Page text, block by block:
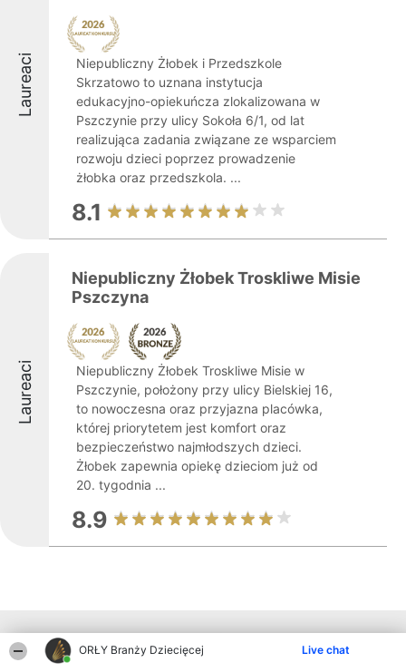
ORŁY Branży Dziecięcej Live chat
Laureaci
Niepubliczny Żłobek i Przedszkole
Skrzatowo to uznana instytucja
edukacyjno-opiekuńcza zlokalizowana w
Pszczynie przy ulicy Sokoła 6/1, od lat
realizująca zadania związane ze wsparciem
rozwoju dzieci poprzez prowadzenie
żłobka oraz przedszkola. ...
8.1
Laureaci
Niepubliczny Żłobek Troskliwe Misie
Pszczyna
Niepubliczny Żłobek Troskliwe Misie w
Pszczynie, położony przy ulicy Bielskiej 16,
to nowoczesna oraz przyjazna placówka,
której priorytetem jest komfort oraz
bezpieczeństwo najmłodszych dzieci.
Żłobek zapewnia opiekę dzieciom już od
20. tygodnia ...
8.9
Inne firmy z województwa